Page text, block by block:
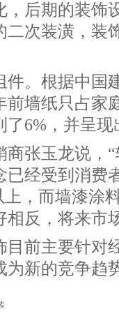
后期的装饰
次装潢，装
。根据中国
墙纸只占家
了6%，并呈
张玉龙说，“
已经受到消费
，而墙漆涂
相反，将来市
前主要针对
为新的竞争趋